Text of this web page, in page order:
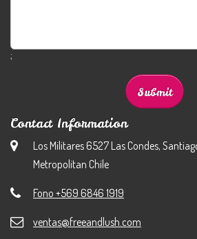
;
Contact Information
Los Militares 6527 Las Condes,
Metropolitan Chile
Fono +569 6846 1919
ventas@freeandlush.com